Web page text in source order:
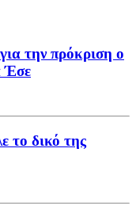
την πρόκριση ο
Έσε
το δικό της